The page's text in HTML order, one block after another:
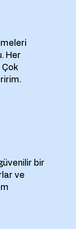
Her
Çok
bir
ve